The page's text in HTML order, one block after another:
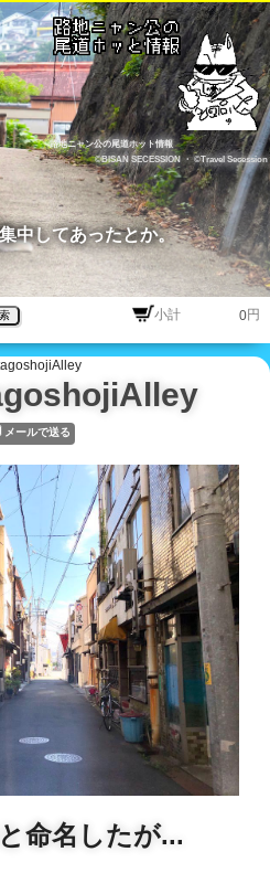
路地ニャン公の尾道ホット情報
©BISAN SECESSION
・©Travel Secession
円
中してあったとか。
メールで送る
命名したが...